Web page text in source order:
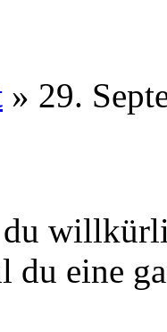
» 29.
du eine